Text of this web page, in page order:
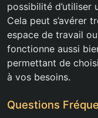
possibilité d’utiliser
Cela peut s’avérer
espace de travail
fonctionne aussi
permettant de
à vos besoins.
Questions